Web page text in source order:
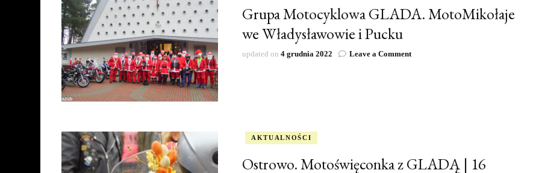
marca
Grupa Motocyklowa GLADA. MotoMikołaje
we Władysławowie i Pucku
updated on 4 grudnia 2022 Leave a Commenton
AKTUALNOŚCI
Ostrowo. Motoświęconka z GLADĄ | 16